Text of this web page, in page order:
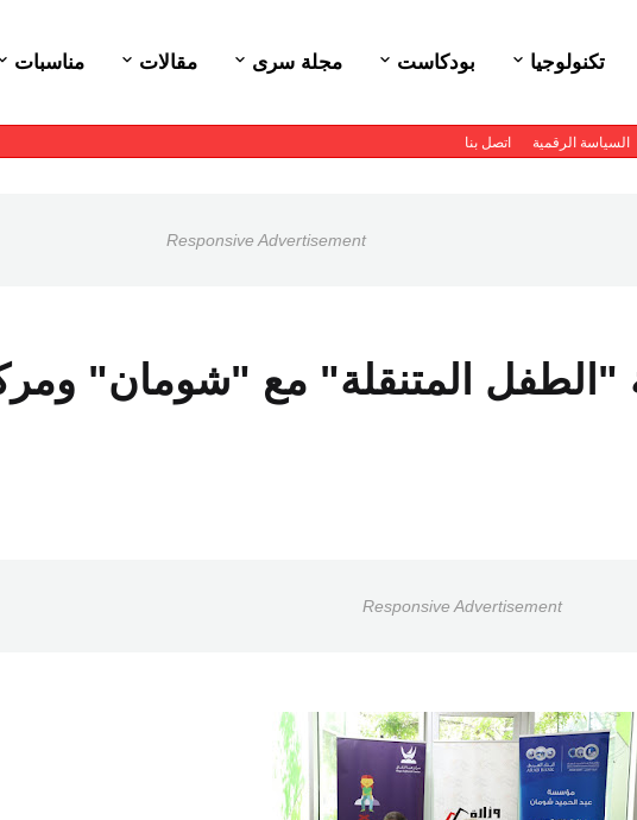
تكنولوجيا بودكاست مجلة سرى مقالات مناسبات
السياسة الرقمية اتصل بنا
Responsive Advertisement
"الطفل المتنقلة" مع "شومان"
Responsive Advertisement